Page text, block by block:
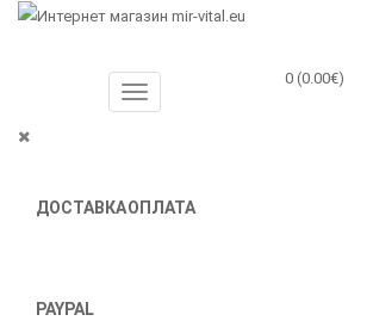
ДОСТАВКАОПЛАТА
PAYPAL
0 (0.00€)